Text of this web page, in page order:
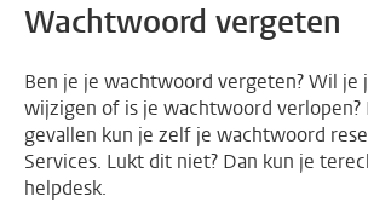
Wachtwoord vergeten
Ben je je wachtwoord vergeten? Wil je
wijzigen of is je wachtwoord verlopen?
gevallen kun je zelf je wachtwoord
Services. Lukt dit niet? Dan kun je
helpdesk.